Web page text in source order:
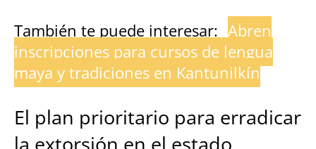
También te puede interesar: Abren
inscripciones para cursos de lengua
maya y tradiciones en Kantunilkín
El plan prioritario para erradicar
la extorsión en el estado